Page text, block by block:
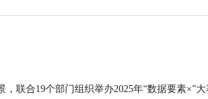
联合19个部门组织举办2025年“数据要素×”大